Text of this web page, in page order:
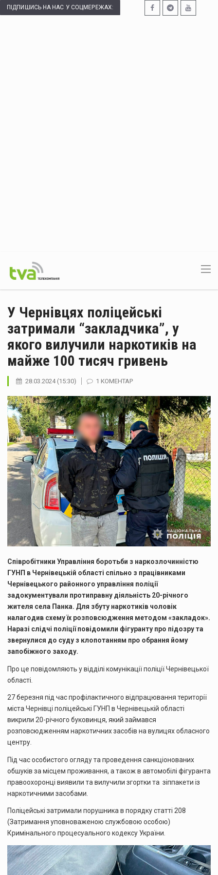
ПІДПИШИСЬ НА НАС У СОЦМЕРЕЖАХ:
У Чернівцях поліцейські
затримали “закладчика”, у
якого вилучили наркотиків на
майже 100 тисяч гривень
28.03.2024 (15:30) 1 КОМЕНТАР
Співробітники Управління боротьби з наркозлочинністю
ГУНП в Чернівецькій області спільно з працівниками
Чернівецького районного управління поліції
задокументували протиправну діяльність 20-річного
жителя села Панка. Для збуту наркотиків чоловік
налагодив схему їх розповсюдження методом «закладок».
Наразі слідчі поліції повідомили фігуранту про підозру та
звернулися до суду з клопотанням про обрання йому
запобіжного заходу.
Про це повідомляють у відділі комунікації поліції Чернівецької
області.
27 березня під час профілактичного відпрацювання території
міста Чернівці поліцейські ГУНП в Чернівецькій області
викрили 20-річного буковинця, який займався
розповсюдженням наркотичних засобів на вулицях обласного
центру.
Під час особистого огляду та проведення санкціонованих
обшуків за місцем проживання, а також в автомобілі фігуранта
правоохоронці виявили та вилучили згортки та зіппакети із
наркотичними засобами.
Поліцейські затримали порушника в порядку статті 208
(Затримання уповноваженою службовою особою)
Кримінального процесуального кодексу України.